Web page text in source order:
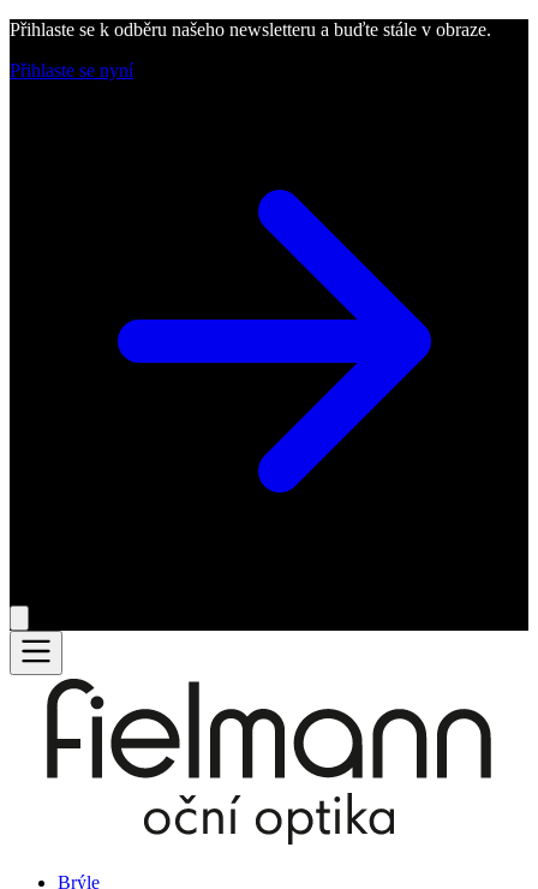
Přihlaste se k odběru našeho newsletteru a buďte stále v obraze.
Přihlaste se nyní
Brýle